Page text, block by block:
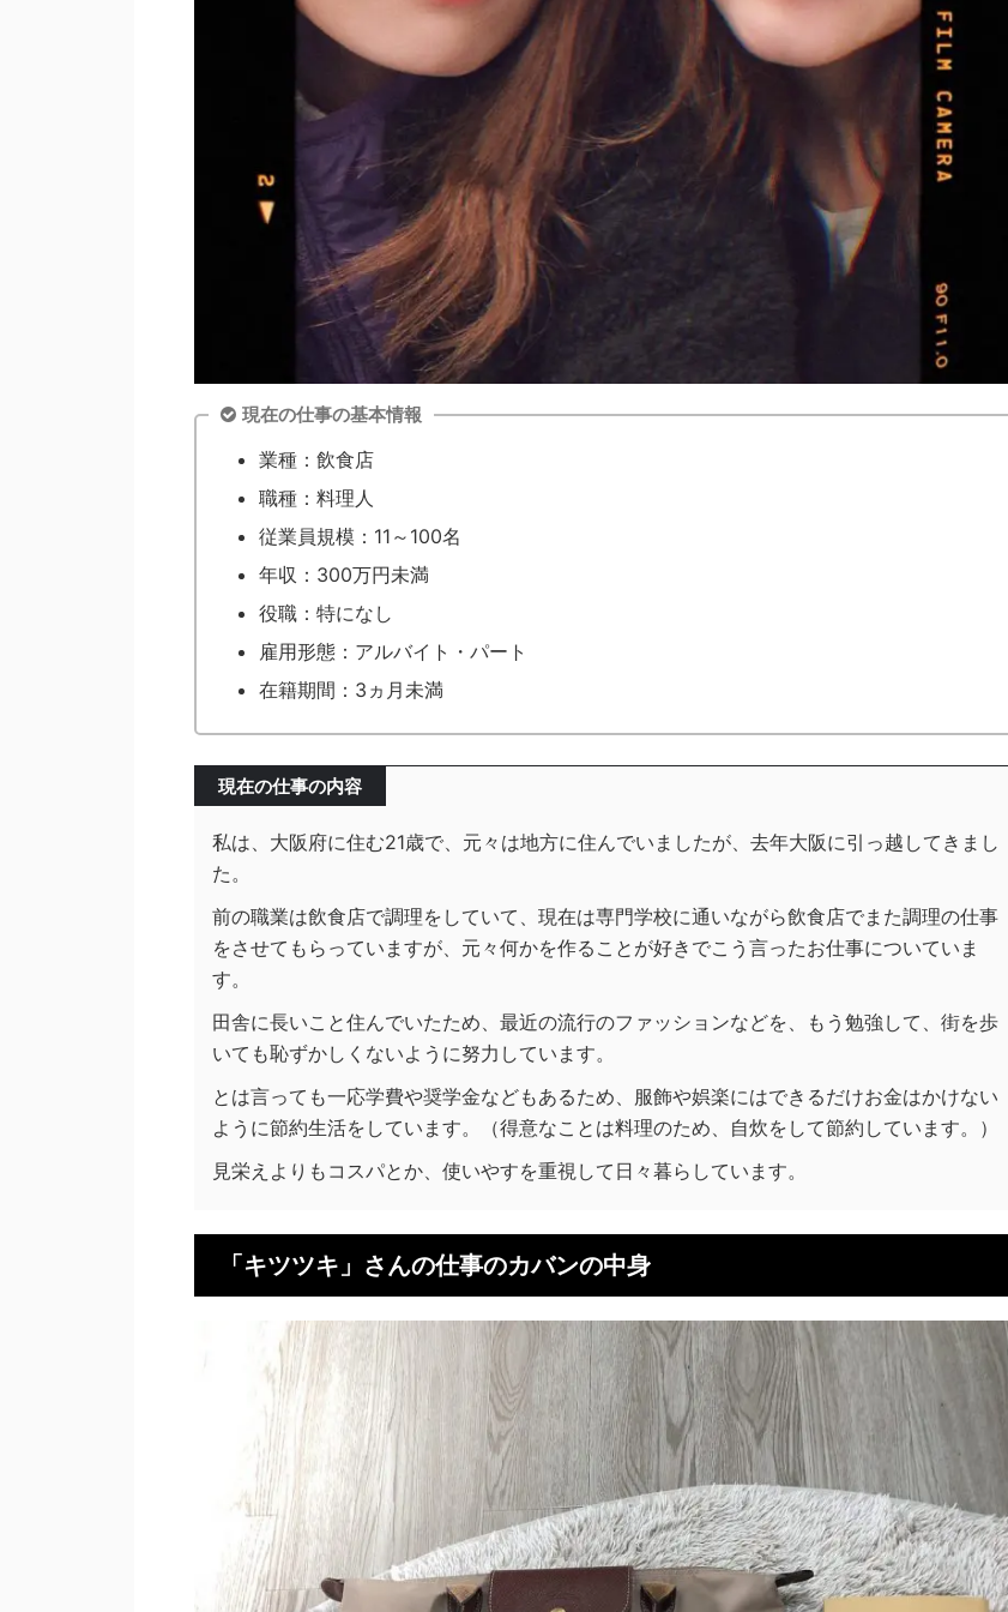
現在の仕事の基本情報
業種：飲食店
職種：料理人
従業員規模：11～100名
年収：300万円未満
役職：特になし
雇用形態：アルバイト・パート
在籍期間：3ヵ月未満
現在の仕事の内容
私は、大阪府に住む21歳で、元々は地方に住んでいましたが、去年大阪に引っ越してきまし
た。
前の職業は飲食店で調理をしていて、現在は専門学校に通いながら飲食店でまた調理の仕事
をさせてもらっていますが、元々何かを作ることが好きでこう言ったお仕事についていま
す。
田舎に長いこと住んでいたため、最近の流行のファッションなどを、もう勉強して、街を歩
いても恥ずかしくないように努力しています。
とは言っても一応学費や奨学金などもあるため、服飾や娯楽にはできるだけお金はかけない
ように節約生活をしています。（得意なことは料理のため、自炊をして節約しています。）
見栄えよりもコスパとか、使いやすを重視して日々暮らしています。
「キツツキ」さんの仕事のカバンの中身